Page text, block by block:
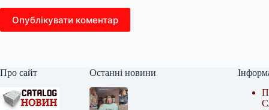
Опублікувати коментар
Про сайт Останні новини